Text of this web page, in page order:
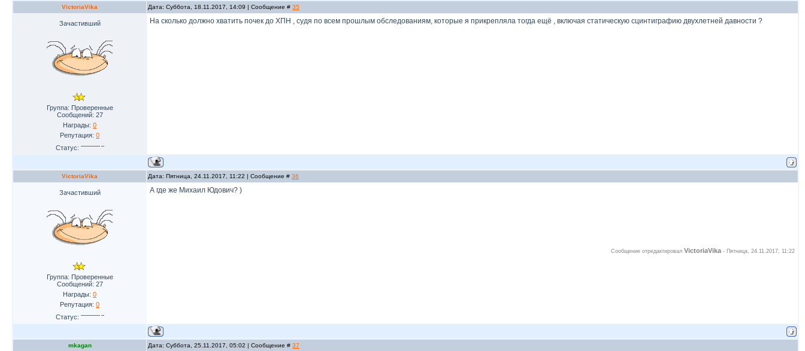
VictoriaVika Дата: Суббота, 18.11.2017, 14:09 | Сообщение # 35
Зачастивший
Группа: Проверенные
Сообщений: 27
Награды: 0
Репутация: 0
Статус:
На сколько должно хватить почек до ХПН , судя по всем прошлым обследованиям, которые я прикрепляла тогда ещё , включая статическую сцинтиграфию двухлетней давности ?
VictoriaVika Дата: Пятница, 24.11.2017, 11:22 | Сообщение # 36
Зачастивший
Группа: Проверенные
Сообщений: 27
Награды: 0
Репутация: 0
Статус:
А где же Михаил Юдович? )
Сообщение отредактировал VictoriaVika - Пятница, 24.11.2017, 11:22
mkagan Дата: Суббота, 25.11.2017, 05:02 | Сообщение # 37